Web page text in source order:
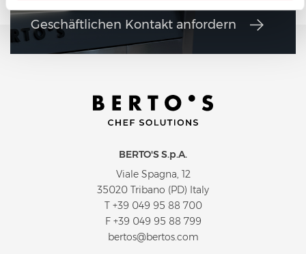
Geschäftlichen Kontakt anfordern
BERTO'S S.p.A.
Viale Spagna, 12
35020 Tribano (PD) Italy
T +39 049 95 88 700
F +39 049 95 88 799
bertos@bertos.com